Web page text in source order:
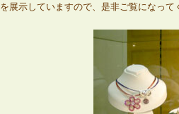
を展示していますので、是非ご覧になって